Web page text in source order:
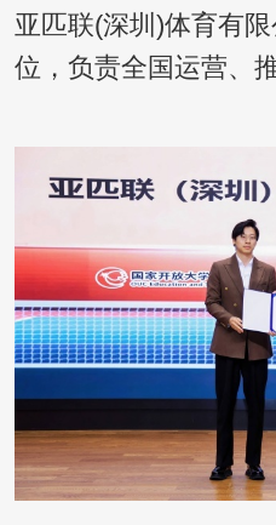
亚匹联(深圳)体育有
位，负责全国运营、